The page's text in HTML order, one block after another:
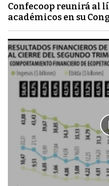
Confecoop reunirá al
académicos en su